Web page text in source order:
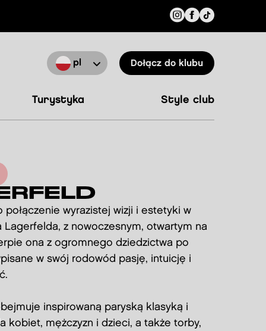
pl Dołącz do klubu
turystyka style club
połączenie wyrazistej wizji i estetyki w
Lagerfelda, z nowoczesnym, otwartym na
ona z ogromnego dziedzictwa po
w swój rodowód pasję, intuicję i
inspirowaną paryską klasyką i
kobiet, mężczyzn i dzieci, a także torby,